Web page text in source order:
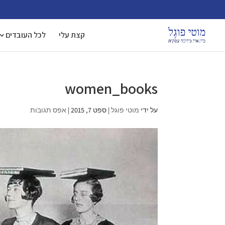
קצת עלי לכל העובדים
women_books
על ידי מוטי פוגל|ספט 7, 2015 |אפס תגובות